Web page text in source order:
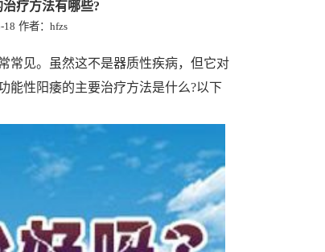
疗方法有哪些?
18 作者：hfzs
见。虽然这不是器质性疾病，但它对
能性阳痿的主要治疗方法是什么?以下